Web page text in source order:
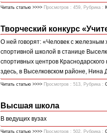
Читать статью >>>> Просмотров : 459, Рубрика :
Творческий конкурс
О ней говорят: «Человек с
спортивной школой в станице
спортивных центров
здесь, в Выселковском районе, Нина
Читать статью >>>> Просмотров : 513, Рубрика :
Высшая школа
В ведущих вузах
Читать статью >>>> Просмотров : 502, Рубрика :